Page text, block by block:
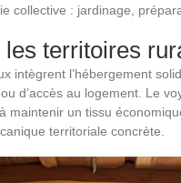
collective : jardinage,
territoires
intègrent l’hébergement
d’accès au logement. Le
maintenir un tissu
territoriale concrète.